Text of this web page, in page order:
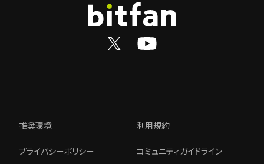
推奨環境 利用規約
プライバシーポリシー コミュニティガイドライン